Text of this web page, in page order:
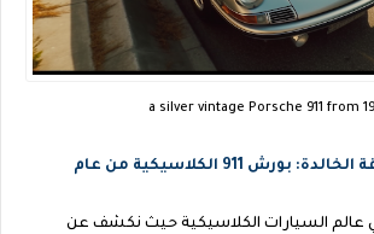
a silver vintage Porsche 911 from
إعادة اكتشاف الأناقة الخالدة: بورش 911 الكلاسيكية من عام
السيارات الكلاسيكية حيث نكشف عن